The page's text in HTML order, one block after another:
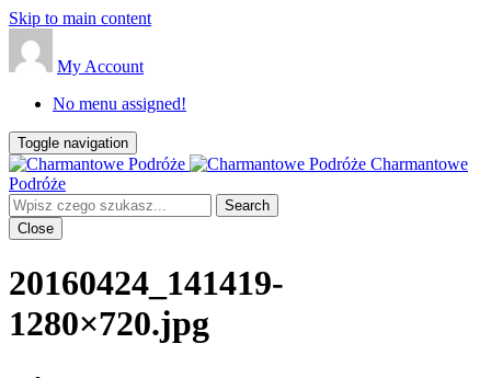
Skip to main content
My Account
No menu assigned!
Toggle navigation
Charmantowe
Podróże
Close
20160424_141419-
1280×720.jpg